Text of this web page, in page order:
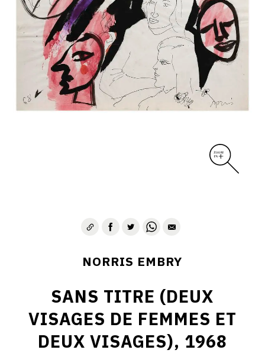
1945-1949
1950-1954
1955-1959
1960-1964
1964-1969
1970-1974
1975-1980
NORRIS EMBRY
SANS TITRE (DEUX
VISAGES DE FEMMES ET
DEUX VISAGES), 1968